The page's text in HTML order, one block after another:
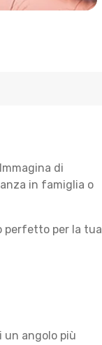
di
in famiglia o
perfetto per la tua
un angolo più